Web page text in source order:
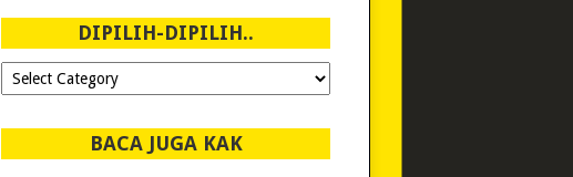
DIPILIH-DIPILIH..
Dipilih-
dipilih..
BACA JUGA KAK